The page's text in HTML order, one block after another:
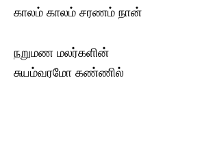
காலம் காலம் சரணம் நான்
நறுமண மலர்களின்
சுயம்வரமோ கண்ணில்